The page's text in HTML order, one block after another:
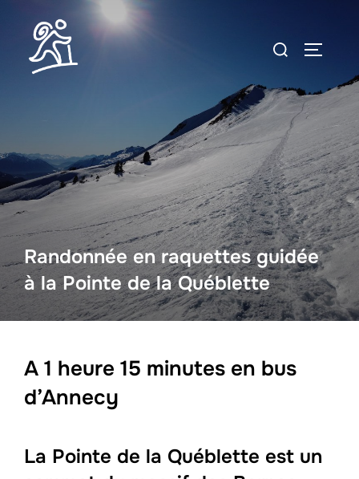
contenu
Rechercher :
Randonnée en raquettes guidée
à la Pointe de la Québlette
A 1 heure 15 minutes en bus
d’Annecy
La Pointe de la Québlette est un